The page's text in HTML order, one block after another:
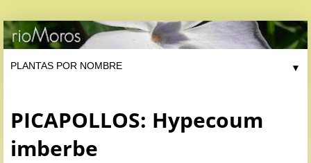
▼
PICAPOLLOS: Hypecoum
imberbe